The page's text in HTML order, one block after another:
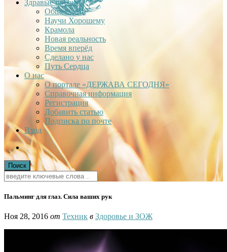
Здравые проекты
Общее дело
Научи Хорошему
Крамола
Новая реальность
Время вперёд
Сделано у нас
Путь Сердца
О нас
О портале «ДЕРЖАВА СЕГОДНЯ»
Справочная информация
Регистрация
Добавить статью
Подписка по почте
Вход
Пальминг для глаз. Сила ваших рук
Ноя 28, 2016 от Техник в Здоровье и ЗОЖ